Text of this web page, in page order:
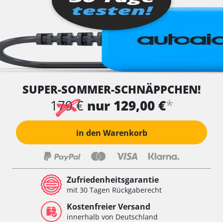
SUPER-SOMMER-SCHNÄPPCHEN!
179 € nur 129,00 €*
in den Warenkorb
Zufriedenheitsgarantie
mit 30 Tagen Rückgaberecht
Kostenfreier Versand
innerhalb von Deutschland